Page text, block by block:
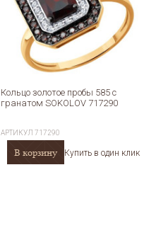
Кольцо золотое пробы 585 с
гранатом SOKOLOV 717290
АРТИКУЛ717290
В корзину Купить в один клик